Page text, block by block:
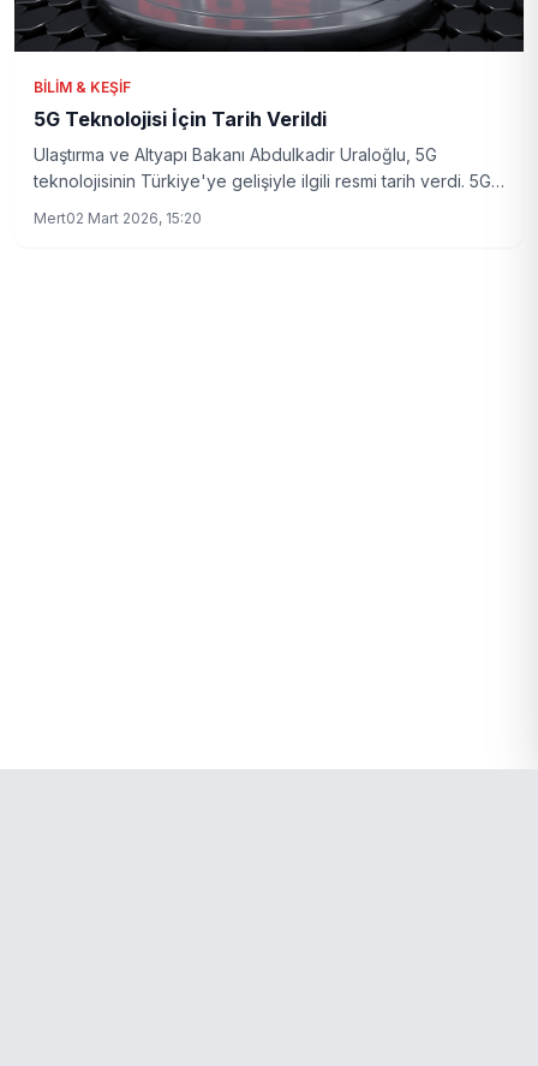
BILIM & KEŞIF
5G Teknolojisi İçin Tarih Verildi
Ulaştırma ve Altyapı Bakanı Abdulkadir Uraloğlu, 5G
teknolojisinin Türkiye'ye gelişiyle ilgili resmi tarih verdi. 5G
Mert02 Mart 2026, 15:20